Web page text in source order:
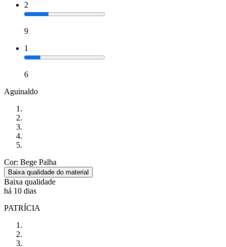
2
9
1
6
Aguinaldo
Cor: Bege Palha
Baixa qualidade do material
Baixa qualidade
há 10 dias
PATRÍCIA